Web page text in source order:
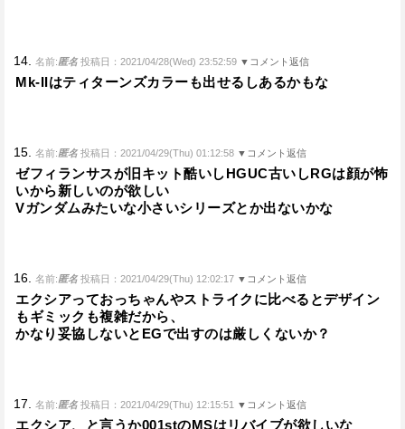
14. 名前:匿名 投稿日：2021/04/28(Wed) 23:52:59 ▼コメント返信
Mk-IIはティターンズカラーも出せるしあるかもな
15. 名前:匿名 投稿日：2021/04/29(Thu) 01:12:58 ▼コメント返信
ゼフィランサスが旧キット酷いしHGUC古いしRGは顔が怖
いから新しいのが欲しい
Vガンダムみたいな小さいシリーズとか出ないかな
16. 名前:匿名 投稿日：2021/04/29(Thu) 12:02:17 ▼コメント返信
エクシアっておっちゃんやストライクに比べるとデザイン
もギミックも複雑だから、
かなり妥協しないとEGで出すのは厳しくないか？
17. 名前:匿名 投稿日：2021/04/29(Thu) 12:15:51 ▼コメント返信
エクシア、と言うか001stのMSはリバイブが欲しいな